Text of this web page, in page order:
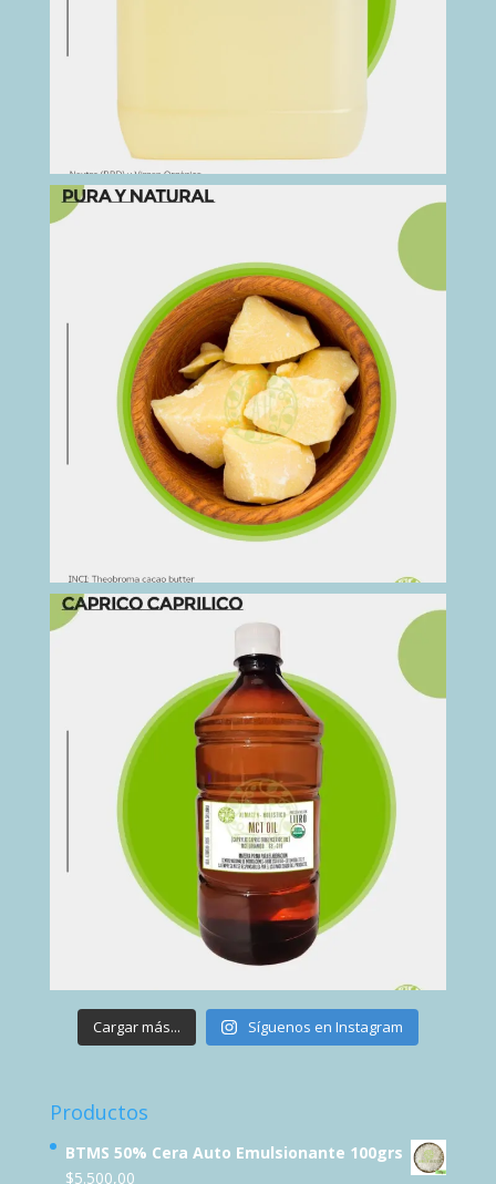
Cargar más... Síguenos en Instagram
Productos
BTMS 50% Cera Auto Emulsionante 100grs
$5.500,00